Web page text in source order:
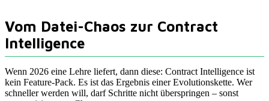
Vom Datei-Chaos zur Contract
Intelligence
Wenn 2026 eine Lehre liefert, dann diese: Contract Intelligence ist
kein Feature-Pack. Es ist das Ergebnis einer Evolutionskette. Wer
schneller werden will, darf Schritte nicht überspringen – sonst